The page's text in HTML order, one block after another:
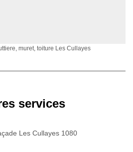
muret, toiture Les Cullayes
services
Les Cullayes 1080